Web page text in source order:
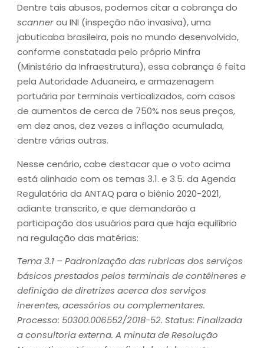
Dentre tais abusos, podemos citar a cobrança do
scannerou INI (inspeção não invasiva), uma
jabuticaba brasileira, pois no mundo desenvolvido,
conforme constatada pelo próprio Minfra
(Ministério da Infraestrutura), essa cobrança é feita
pela Autoridade Aduaneira, e armazenagem
portuária por terminais verticalizados, com casos
de aumentos de cerca de 750% nos seus preços,
em dez anos, dez vezes a inflação acumulada,
dentre várias outras.
Nesse cenário, cabe destacar que o voto acima
está alinhado com os temas 3.1. e 3.5. da Agenda
Regulatória da ANTAQ para o biênio 2020-2021,
adiante transcrito, e que demandarão a
participação dos usuários para que haja equilíbrio
na regulação das matérias:
Tema 3.1 – Padronização das rubricas dos serviços
básicos prestados pelos terminais de contêineres e
definição de diretrizes acerca dos serviços
inerentes, acessórios ou complementares.
Processo: 50300.006552/2018-52. Status: Finalizada
a consultoria externa. A minuta de Resolução